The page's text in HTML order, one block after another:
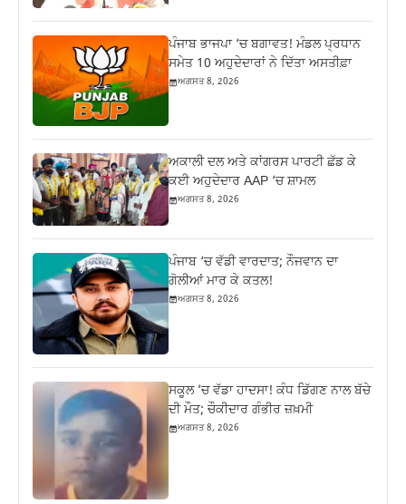
ਪੰਜਾਬ ਭਾਜਪਾ ‘ਚ ਬਗਾਵਤ! ਮੰਡਲ ਪ੍ਰਧਾਨ
ਸਮੇਤ 10 ਅਹੁਦੇਦਾਰਾਂ ਨੇ ਦਿੱਤਾ ਅਸਤੀਫ਼ਾ
ਅਗਸਤ 8, 2026
ਅਕਾਲੀ ਦਲ ਅਤੇ ਕਾਂਗਰਸ ਪਾਰਟੀ ਛੱਡ ਕੇ
ਕਈ ਅਹੁਦੇਦਾਰ AAP ‘ਚ ਸ਼ਾਮਲ
ਅਗਸਤ 8, 2026
ਪੰਜਾਬ ‘ਚ ਵੱਡੀ ਵਾਰਦਾਤ; ਨੌਜਵਾਨ ਦਾ
ਗੋਲੀਆਂ ਮਾਰ ਕੇ ਕਤਲ!
ਅਗਸਤ 8, 2026
ਸਕੂਲ ’ਚ ਵੱਡਾ ਹਾਦਸਾ! ਕੰਧ ਡਿੱਗਣ ਨਾਲ ਬੱਚੇ
ਦੀ ਮੌਤ; ਚੌਕੀਦਾਰ ਗੰਭੀਰ ਜ਼ਖ਼ਮੀ
ਅਗਸਤ 8, 2026